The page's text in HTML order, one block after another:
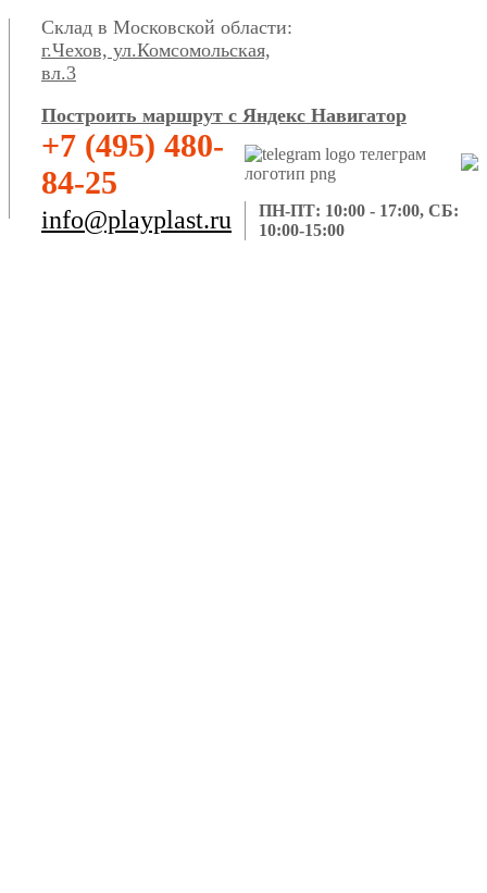
Склад в Московской области:
г.Чехов, ул.Комсомольская,
вл.3
Построить маршрут с Яндекс Навигатор
+7 (495) 480-
84-25
info@playplast.ru
ПН-ПТ: 10:00 - 17:00, СБ:
10:00-15:00